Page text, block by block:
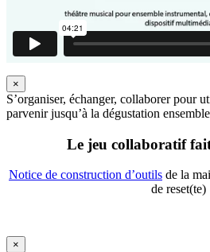
×
S’organiser, échanger, collaborer pour
parvenir jusqu’à la dégustation
Le jeu collaboratif fait
Notice de construction d’outils de la
de reset(te)
×